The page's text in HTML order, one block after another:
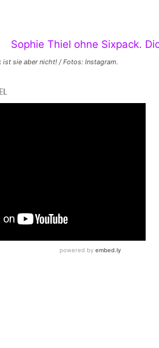
sie aber nicht! / Fotos: Instagram.